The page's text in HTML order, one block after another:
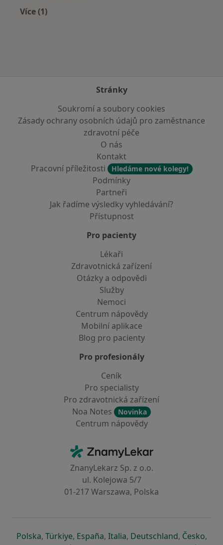
Více (1)
Stránky
Soukromí a soubory cookies
Zásady ochrany osobních údajů pro zaměstnance
zdravotní péče
O nás
Kontakt
Pracovní příležitosti
Hledáme nové kolegy!
Podmínky
Partneři
Jak řadíme výsledky vyhledávání?
Přístupnost
Pro pacienty
Lékaři
Zdravotnická zařízení
Otázky a odpovědi
Služby
Nemoci
Centrum nápovědy
Mobilní aplikace
Blog pro pacienty
Pro profesionály
Ceník
Pro specialisty
Pro zdravotnická zařízení
Noa Notes
Novinka
Centrum nápovědy
ZnamyLekar - Hlavní stránka
ZnanyLekarz Sp. z o.o.
ul. Kolejowa 5/7
01-217 Warszawa, Polska
Polskase otevře v nové záložce
, Türkiyese otevře v nové záložce
, Españase otevře v nové záložce
, Italiase otevře v nové záložce
, Deutschlandse otevře v
, Českose
,